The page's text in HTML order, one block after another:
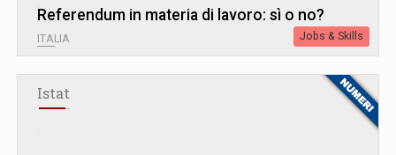
Referendum in materia di lavoro: sì o no?
ITALIA Jobs & Skills
Istat